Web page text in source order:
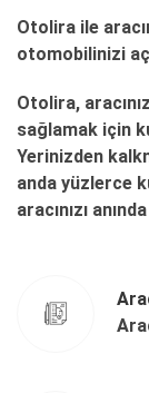
Otolira ile
otomobilinizi
Otolira,
sağlamak için
Yerinizden
anda yüzlerce
aracınızı